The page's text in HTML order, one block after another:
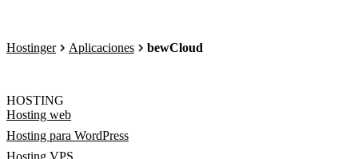
Hostinger Aplicaciones bewCloud
HOSTING
Hosting web
Hosting para WordPress
Hosting VPS